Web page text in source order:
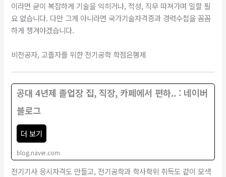
이라면 굳이 복잡하게 기술을 익히거나, 적성, 직무 따져가며 일할 필
요 없습니다. 다만 그게 아니라면 국가기술자격증과 경력수첩을 꼼꼼
하게 챙겨야겠습니다.
비전공자, 고졸자를 위한 전기공학 학점은행제
공대 4년제 졸업장 집, 직장, 카페에서 편하.. : 네이버
블로그
더 보기
blog.naver.com
전기기사 응시자격도 만들고, 전기공학과 학사학위 취득도 같이 모색